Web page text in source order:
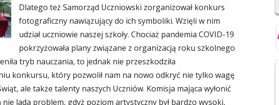
Dlatego też Samorząd Uczniowski zorganizował konkurs
fotograficzny nawiązujący do ich symboliki. Wzięli w nim
udział uczniowie naszej szkoły. Chociaż pandemia COVID-19
pokrzyżowała plany związane z organizacją roku szkolnego
tryb nauczania, to jednak nie przeszkodziła
konkursu, który pozwolił nam na nowo odkryć nie tylko wagę
ale także talenty naszych Uczniów. Komisja mająca wyłonić
nie lada problem, gdyż poziom artystyczny był bardzo wysoki,